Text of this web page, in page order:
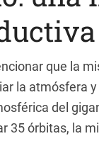
que la
la atmósfera
del
35 órbitas, la